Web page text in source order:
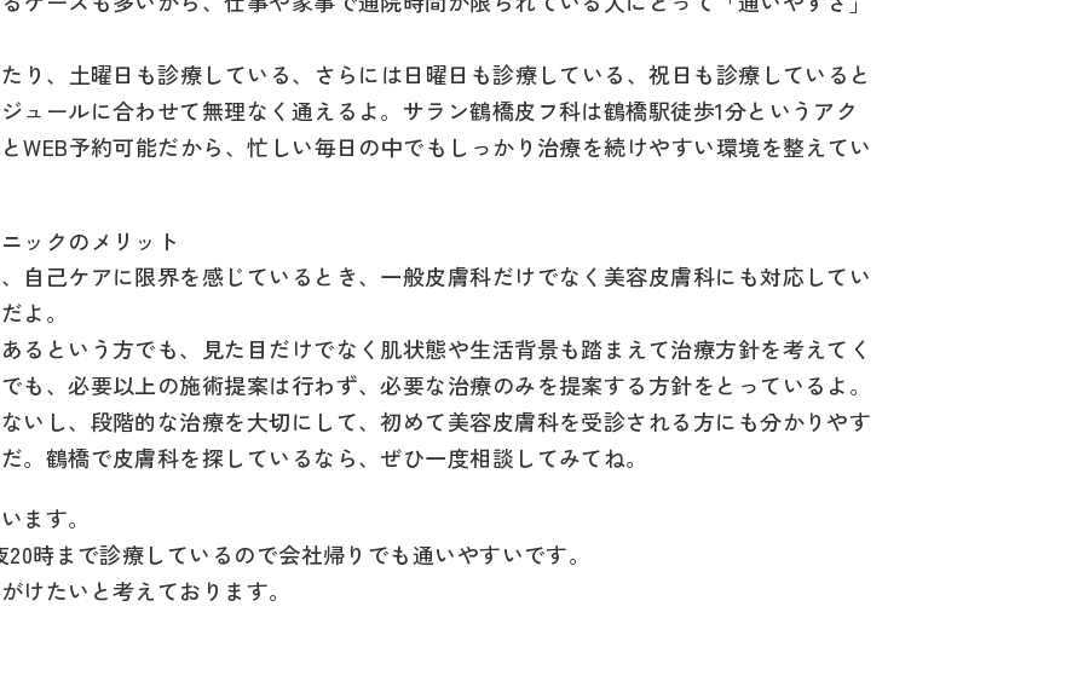
り、土曜日も診療している、さらには日曜日も診療している、祝日も診療していると
ュールに合わせて無理なく通えるよ。サラン鶴橋皮フ科は鶴橋駅徒歩1分というアク
WEB予約可能だから、忙しい毎日の中でもしっかり治療を続けやすい環境を整えてい
ックのメリット
自己ケアに限界を感じているとき、一般皮膚科だけでなく美容皮膚科にも対応してい
よ。
るという方でも、見た目だけでなく肌状態や生活背景も踏まえて治療方針を考えてく
も、必要以上の施術提案は行わず、必要な治療のみを提案する方針をとっているよ。
いし、段階的な治療を大切にして、初めて美容皮膚科を受診される方にも分かりやす
。鶴橋で皮膚科を探しているなら、ぜひ一度相談してみてね。
ます。
時まで診療しているので会社帰りでも通いやすいです。
けたいと考えております。